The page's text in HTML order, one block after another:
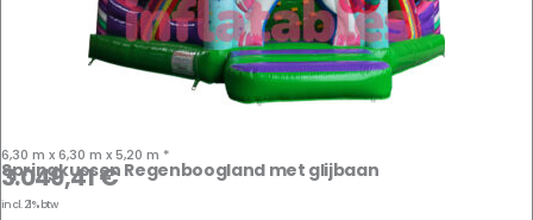
Springkussen Regenboogland met glijbaan
6,30 m x 6,30 m x 5,20 m *
3.049,41€
incl. 21% btw